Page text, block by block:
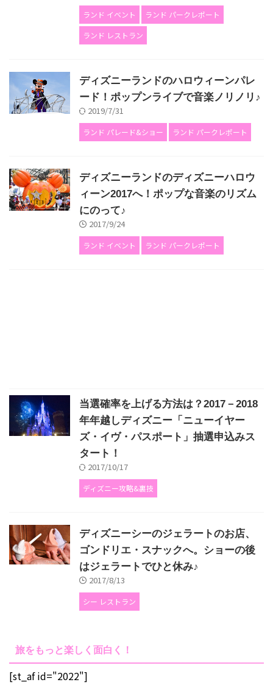
ランド イベント
ランド パークレポート
ランド レストラン
ディズニーランドのハロウィーンパレ
ード！ポップンライブで音楽ノリノリ♪
2019/7/31
ランド パレード&ショー ランド パークレポート
ディズニーランドのディズニーハロウ
ィーン2017へ！ポップな音楽のリズム
にのって♪
2017/9/24
ランド イベント ランド パークレポート
当選確率を上げる方法は？2017－2018
年年越しディズニー「ニューイヤー
ズ・イヴ・パスポート」抽選申込みス
タート！
2017/10/17
ディズニー攻略&裏技
ディズニーシーのジェラートのお店、
ゴンドリエ・スナックへ。ショーの後
はジェラートでひと休み♪
2017/8/13
シー レストラン
旅をもっと楽しく面白く！
[st_af id="2022"]